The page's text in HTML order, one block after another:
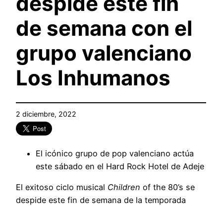
de semana con el
grupo valenciano
Los Inhumanos
2 diciembre, 2022
El icónico grupo de pop valenciano actúa
este sábado en el Hard Rock Hotel de Adeje
El exitoso ciclo musical Children of the 80’s se
despide este fin de semana de la temporada